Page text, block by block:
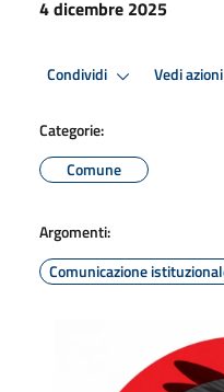
4 dicembre 2025
Condividi Vedi azioni
Categorie:
Comune
Argomenti:
Comunicazione